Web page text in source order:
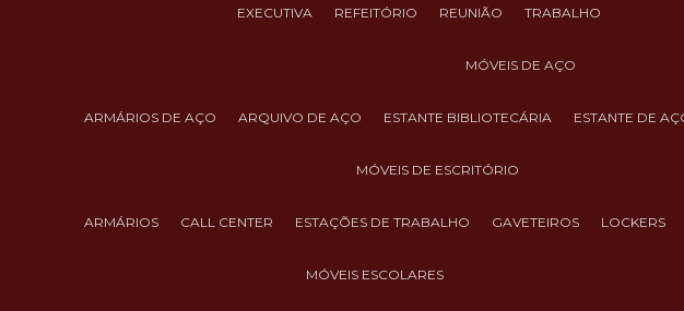
EXECUTIVA REFEITÓRIO REUNIÃO TRABALHO
MÓVEIS DE AÇO
ARMÁRIOS DE AÇO ARQUIVO DE AÇO ESTANTE BIBLIOTECÁRIA ESTANTE DE
MÓVEIS DE ESCRITÓRIO
ARMÁRIOS CALL CENTER ESTAÇÕES DE TRABALHO GAVETEIROS LOCKERS
MÓVEIS ESCOLARES